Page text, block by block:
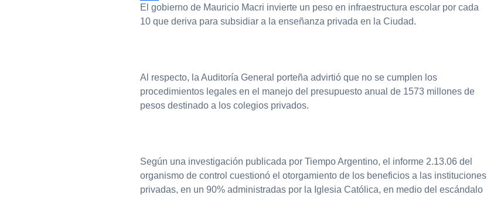
Compartir
El gobierno de Mauricio Macri invierte un peso en infraestructura escolar por cada
10 que deriva para subsidiar a la enseñanza privada en la Ciudad.
Al respecto, la Auditoría General porteña advirtió que no se cumplen los
procedimientos legales en el manejo del presupuesto anual de 1573 millones de
pesos destinado a los colegios privados.
Según una investigación publicada por Tiempo Argentino, el informe 2.13.06 del
organismo de control cuestionó el otorgamiento de los beneficios a las instituciones
privadas, en un 90% administradas por la Iglesia Católica, en medio del escándalo